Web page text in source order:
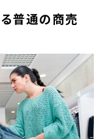
普通の商売